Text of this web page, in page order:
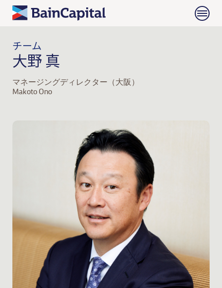
チーム
大野 真
マネージングディレクター（大阪）
Makoto Ono